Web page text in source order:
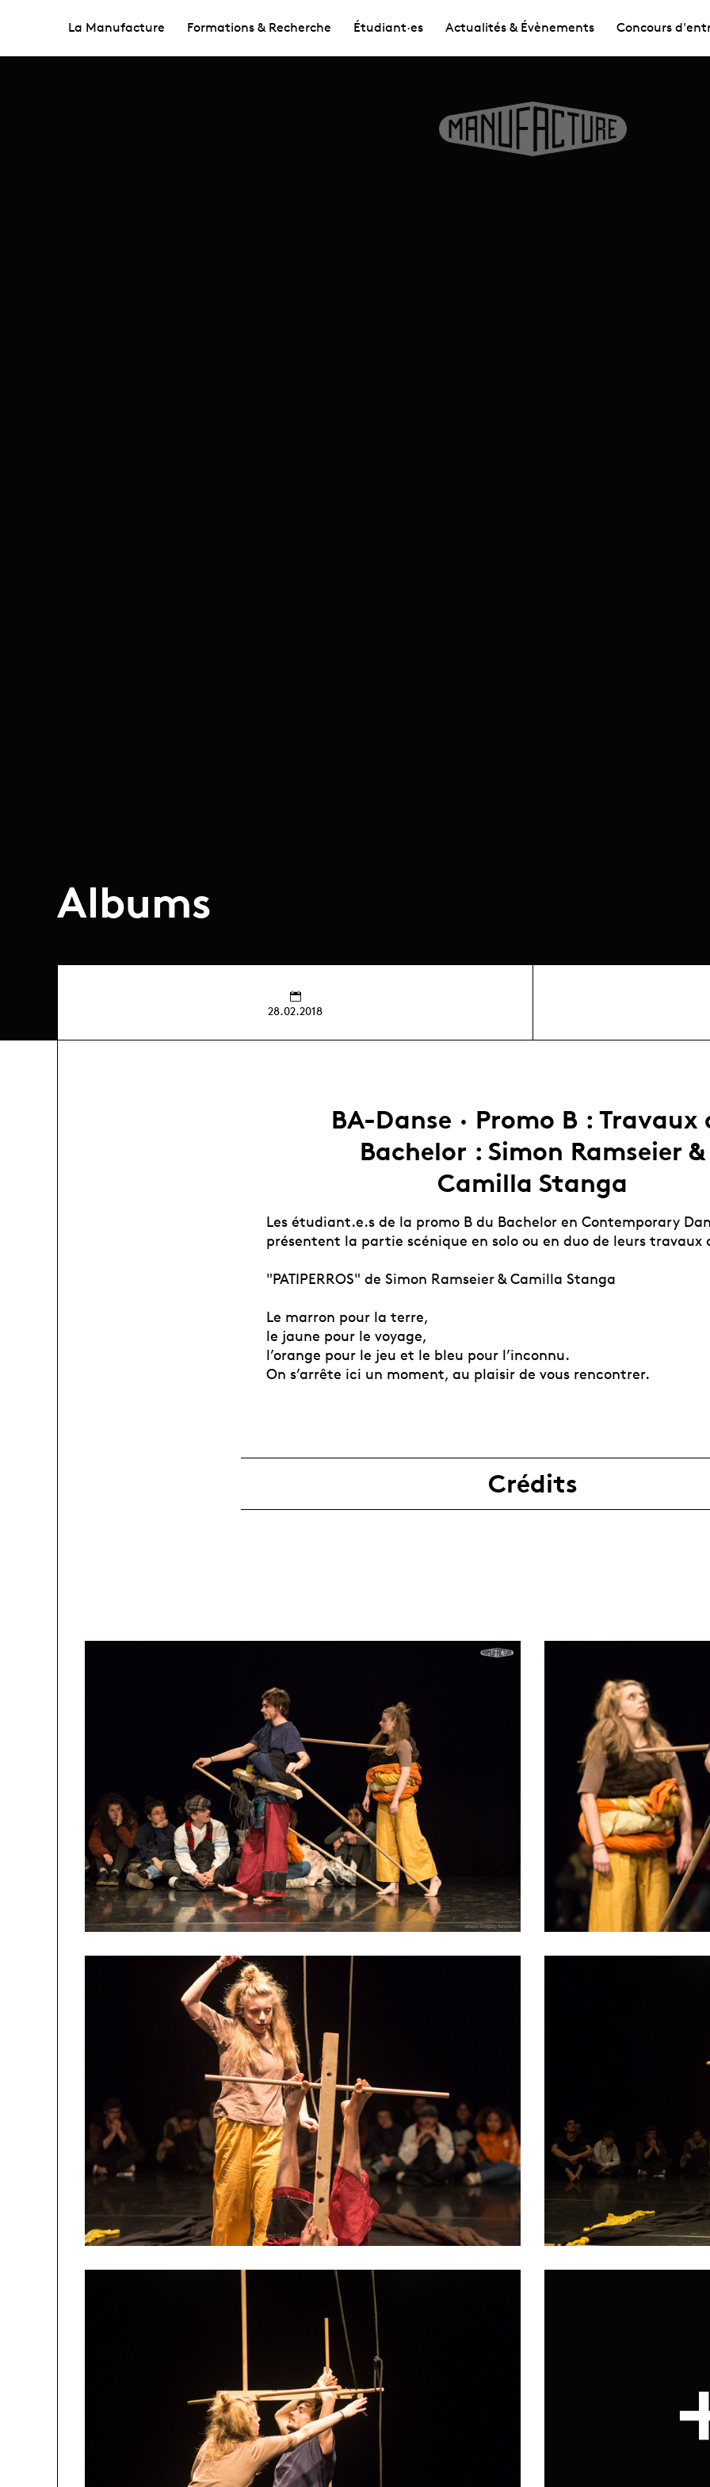
La Manufacture Formations & Recherche Étudiant·es Actualités & Évènements Concours
Albums
28.02.2018
BA-Danse · Promo B : Travaux
Bachelor : Simon Ramseier &
Camilla Stanga
Les étudiant.e.s de la promo B du Bachelor en Contemporary
présentent la partie scénique en solo ou en duo de leurs travaux
"PATIPERROS" de Simon Ramseier & Camilla Stanga
Le marron pour la terre,
le jaune pour le voyage,
l’orange pour le jeu et le bleu pour l’inconnu.
On s’arrête ici un moment, au plaisir de vous rencontrer.
Crédits